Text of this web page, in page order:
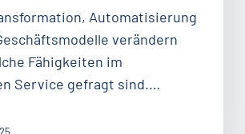
Automatisierung
verändern
Fähigkeiten im
Service gefragt sind.…